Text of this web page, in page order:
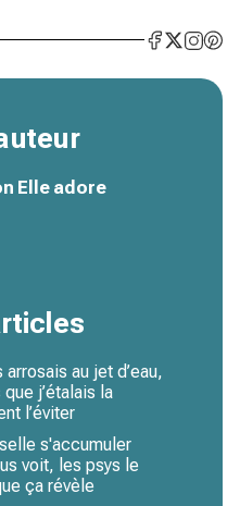
Elle adore
au jet d’eau,
j’étalais la
l’éviter
s'accumuler
voit, les psys le
ça révèle